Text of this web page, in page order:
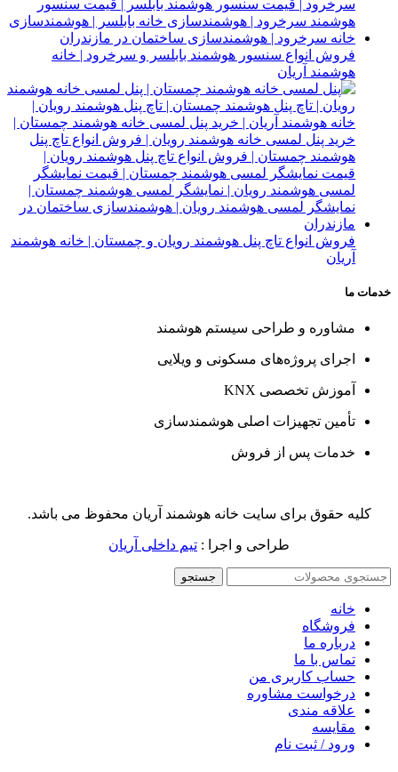
فروش انواع سنسور هوشمند بابلسر و سرخرود | خانه
هوشمند آریان
فروش انواع تاچ پنل هوشمند رویان و چمستان | خانه هوشمند
آریان
خدمات ما
مشاوره و طراحی سیستم هوشمند
اجرای پروژه‌های مسکونی و ویلایی
آموزش تخصصی KNX
تأمین تجهیزات اصلی هوشمندسازی
خدمات پس از فروش
کلیه حقوق برای سایت خانه هوشمند آریان محفوظ می باشد.
طراحی و اجرا : تیم داخلی آریان
جستجو
خانه
فروشگاه
درباره ما
تماس با ما
حساب کاربری من
درخواست مشاوره
علاقه مندی
مقايسه
ورود / ثبت نام